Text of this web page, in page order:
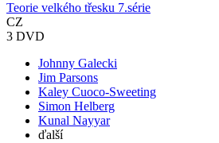
Teorie velkého třesku 7.série
CZ
3 DVD
Johnny Galecki
Jim Parsons
Kaley Cuoco-Sweeting
Simon Helberg
Kunal Nayyar
ďalší